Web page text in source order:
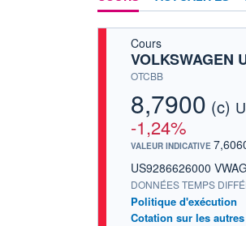
Cours
VOLKSWAGEN
OTCBB
8,7900 (c)
-1,24%
VALEUR INDICATIVE
US9286626000
DONNÉES TEMPS
Politique d'exécution
Cotation sur les